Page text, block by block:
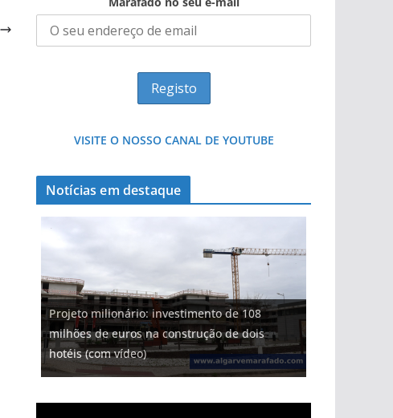
VISITE O NOSSO CANAL DE YOUTUBE
Notícias em destaque
Projeto milionário: investimento de 108
milhões de euros na construção de dois
hotéis (com vídeo)
Milagre da água. Fontes emblemáticas do
Algarve voltam a ter vida (com vídeo)
Tapas do mar a 3 euros cada. Nova rota
gastronómica nasce no Algarve
Tempestades roubam areia de praias e põem
arribas em risco no Algarve (com vídeo)
Foto do dia: uma cidade algarvia que cresceu
entre redes e fábricas